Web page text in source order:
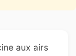
aux airs